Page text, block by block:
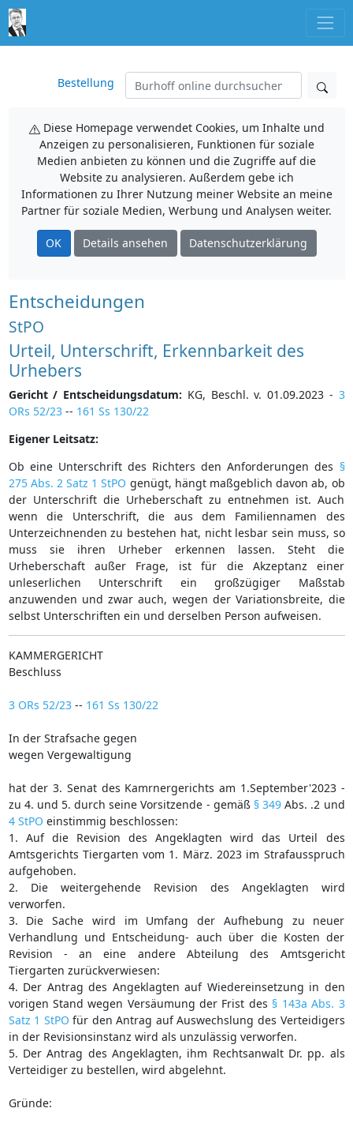
Bestellung
Diese Homepage verwendet Cookies, um Inhalte und
Anzeigen zu personalisieren, Funktionen für soziale
Medien anbieten zu können und die Zugriffe auf die
Website zu analysieren. Außerdem gebe ich
Informationen zu Ihrer Nutzung meiner Website an meine
Partner für soziale Medien, Werbung und Analysen weiter.
OK Details ansehen Datenschutzerklärung
Entscheidungen
StPO
Urteil, Unterschrift, Erkennbarkeit des
Urhebers
Gericht / Entscheidungsdatum: KG, Beschl. v. 01.09.2023 - 3
ORs 52/23-- 161 Ss 130/22
Eigener Leitsatz:
Ob eine Unterschrift des Richters den Anforderungen des §
275 Abs. 2 Satz 1 StPO genügt, hängt maßgeblich davon ab, ob
der Unterschrift die Urheberschaft zu entnehmen ist. Auch
wenn die Unterschrift, die aus dem Familiennamen des
Unterzeichnenden zu bestehen hat, nicht lesbar sein muss, so
muss sie ihren Urheber erkennen lassen. Steht die
Urheberschaft außer Frage, ist für die Akzeptanz einer
unleserlichen Unterschrift ein großzügiger Maßstab
anzuwenden und zwar auch, wegen der Variationsbreite, die
selbst Unterschriften ein und derselben Person aufweisen.
KAMMERGERICHT
Beschluss
3 ORs 52/23-- 161 Ss 130/22
In der Strafsache gegen
wegen Vergewaltigung
hat der 3. Senat des Kamrnergerichts am 1.September'2023 -
zu 4. und 5. durch seine Vorsitzende - gemäß § 349 Abs. .2 und
4 StPO einstimmig beschlossen:
1. Auf die Revision des Angeklagten wird das Urteil des
Amtsgerichts Tiergarten vom 1. März. 2023 im Strafausspruch
aufgehoben.
2. Die weitergehende Revision des Angeklagten wird
verworfen.
3. Die Sache wird im Umfang der Aufhebung zu neuer
Verhandlung und Entscheidung- auch über die Kosten der
Revision - an eine andere Abteilung des Amtsgericht
Tiergarten zurückverwiesen:
4. Der Antrag des Angeklagten auf Wiedereinsetzung in den
vorigen Stand wegen Versäumung der Frist des § 143a Abs. 3
Satz 1 StPO für den Antrag auf Auswechslung des Verteidigers
in der Revisionsinstanz wird als unzulässig verworfen.
5. Der Antrag des Angeklagten, ihm Rechtsanwalt Dr. pp. als
Verteidiger zu bestellen, wird abgelehnt.
Gründe: